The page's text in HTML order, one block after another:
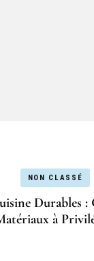
NON CLASSÉ
Durables :
à